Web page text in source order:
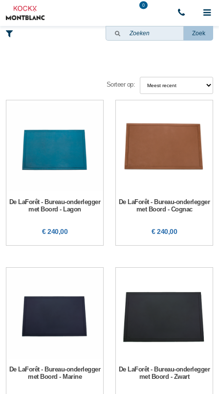
0
Zoek
Sorteer op:
De LaForêt - Bureau-onderlegger
met Boord - Lagon
€ 240,00
De LaForêt - Bureau-onderlegger
met Boord - Cognac
€ 240,00
De LaForêt - Bureau-onderlegger
met Boord - Marine
De LaForêt - Bureau-onderlegger
met Boord - Zwart